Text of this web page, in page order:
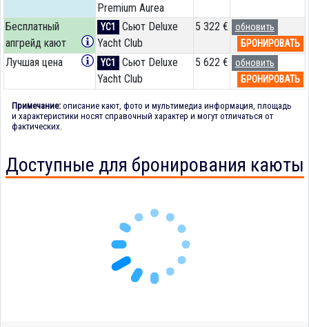
Premium Aurea
Бесплатный
апгрейд кают
YC1
Сьют Deluxe
Yacht Club
5 322 €
обновить
БРОНИРОВАТЬ
Лучшая цена YC1
Сьют Deluxe
Yacht Club
5 622 €
обновить
БРОНИРОВАТЬ
Примечание: описание кают, фото и мультимедиа информация, площадь
и характеристики носят справочный характер и могут отличаться от
фактических.
Доступные для бронирования каюты